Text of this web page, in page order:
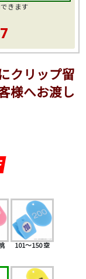
クリップ留
様へお渡し
101～150 空
きます